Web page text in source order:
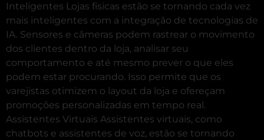
Inteligentes Lojas físicas estão se tornando cada vez
mais inteligentes com a integração de tecnologias de
IA. Sensores e câmeras podem rastrear o movimento
dos clientes dentro da loja, analisar seu
comportamento e até mesmo prever o que eles
podem estar procurando. Isso permite que os
varejistas otimizem o layout da loja e ofereçam
promoções personalizadas em tempo real.
Assistentes Virtuais Assistentes virtuais, como
chatbots e assistentes de voz, estão se tornando